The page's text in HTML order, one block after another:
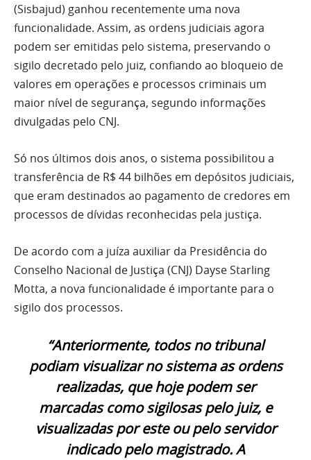
(Sisbajud) ganhou recentemente uma nova
funcionalidade. Assim, as ordens judiciais agora
podem ser emitidas pelo sistema, preservando o
sigilo decretado pelo juiz, confiando ao bloqueio de
valores em operações e processos criminais um
maior nível de segurança, segundo informações
divulgadas pelo CNJ.
Só nos últimos dois anos, o sistema possibilitou a
transferência de R$ 44 bilhões em depósitos judiciais,
que eram destinados ao pagamento de credores em
processos de dívidas reconhecidas pela justiça.
De acordo com a juíza auxiliar da Presidência do
Conselho Nacional de Justiça (CNJ) Dayse Starling
Motta, a nova funcionalidade é importante para o
sigilo dos processos.
“Anteriormente, todos no tribunal
podiam visualizar no sistema as ordens
realizadas, que hoje podem ser
marcadas como sigilosas pelo juiz, e
visualizadas por este ou pelo servidor
indicado pelo magistrado. A